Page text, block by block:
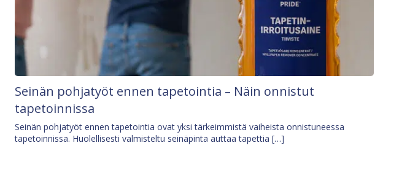
Seinän pohjatyöt ennen tapetointia – Näin onnistut
tapetoinnissa
Seinän pohjatyöt ennen tapetointia ovat yksi tärkeimmistä vaiheista onnistuneessa
tapetoinnissa. Huolellisesti valmisteltu seinäpinta auttaa tapettia […]